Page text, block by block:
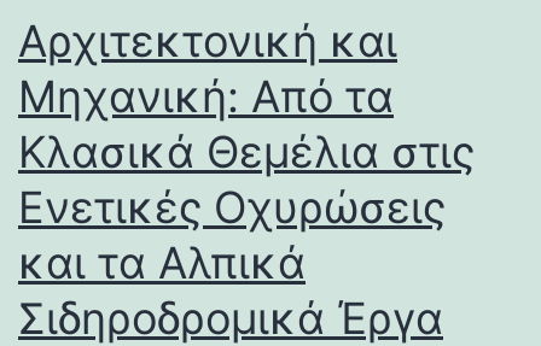
Αρχιτεκτονική και
Μηχανική: Από τα
Κλασικά Θεμέλια στις
Ενετικές Οχυρώσεις
και τα Αλπικά
Σιδηροδρομικά Έργα